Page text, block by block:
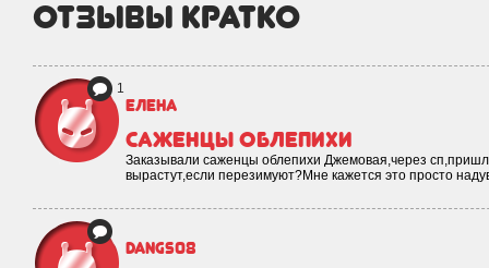
отзывы кратко
1
Елена
Саженцы облепихи
Заказывали саженцы облепихи Джемовая,через
вырастут,если перезимуют?Мне кажется это просто
dangs08